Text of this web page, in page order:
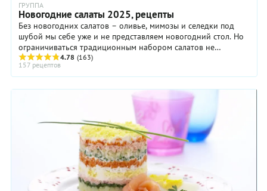
ГРУППА
Новогодние салаты 2025, рецепты
Без новогодних салатов – оливье, мимозы и селедки под
шубой мы себе уже и не представляем новогодний стол. Но
ограничиваться традиционным набором салатов не
обязательно. ...
4.78 (163)
157 рецептов